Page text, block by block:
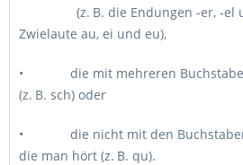
(z. B. die Endungen -er, -el
Zwielaute au, ei und eu),
• die mit mehreren
(z. B. sch) oder
• die nicht mit den Buchstaben
die man hört (z. B. qu).